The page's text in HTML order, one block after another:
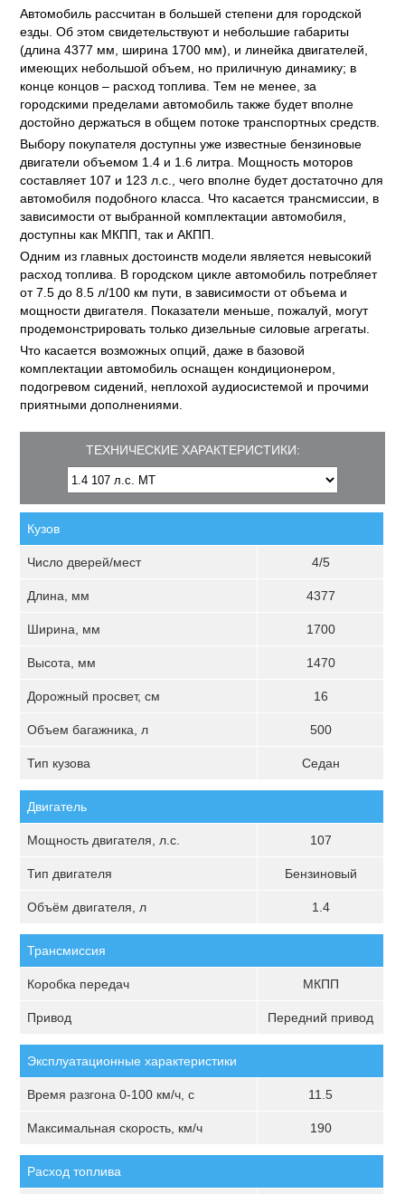
Автомобиль рассчитан в большей степени для городской
езды. Об этом свидетельствуют и небольшие габариты
(длина 4377 мм, ширина 1700 мм), и линейка двигателей,
имеющих небольшой объем, но приличную динамику; в
конце концов – расход топлива. Тем не менее, за
городскими пределами автомобиль также будет вполне
достойно держаться в общем потоке транспортных средств.
Выбору покупателя доступны уже известные бензиновые
двигатели объемом 1.4 и 1.6 литра. Мощность моторов
составляет 107 и 123 л.с., чего вполне будет достаточно для
автомобиля подобного класса. Что касается трансмиссии, в
зависимости от выбранной комплектации автомобиля,
доступны как МКПП, так и АКПП.
Одним из главных достоинств модели является невысокий
расход топлива. В городском цикле автомобиль потребляет
от 7.5 до 8.5 л/100 км пути, в зависимости от объема и
мощности двигателя. Показатели меньше, пожалуй, могут
продемонстрировать только дизельные силовые агрегаты.
Что касается возможных опций, даже в базовой
комплектации автомобиль оснащен кондиционером,
подогревом сидений, неплохой аудиосистемой и прочими
приятными дополнениями.
ТЕХНИЧЕСКИЕ ХАРАКТЕРИСТИКИ:
Кузов
Число дверей/мест 4/5
Длина, мм 4377
Ширина, мм 1700
Высота, мм 1470
Дорожный просвет, см 16
Объем багажника, л 500
Тип кузова Седан
Двигатель
Мощность двигателя, л.с. 107
Тип двигателя Бензиновый
Объём двигателя, л 1.4
Трансмиссия
Коробка передач МКПП
Привод Передний привод
Эксплуатационные характеристики
Время разгона 0-100 км/ч, с 11.5
Максимальная скорость, км/ч 190
Расход топлива